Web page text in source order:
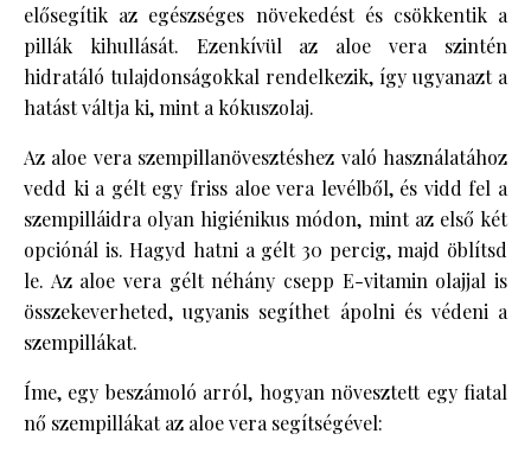
elősegítik az egészséges növekedést és csökkentik a
pillák kihullását. Ezenkívül az aloe vera szintén
hidratáló tulajdonságokkal rendelkezik, így ugyanazt a
hatást váltja ki, mint a kókuszolaj.
Az aloe vera szempillanövesztéshez való használatához
vedd ki a gélt egy friss aloe vera levélből, és vidd fel a
szempilláidra olyan higiénikus módon, mint az első két
opciónál is. Hagyd hatni a gélt 30 percig, majd öblítsd
le. Az aloe vera gélt néhány csepp E-vitamin olajjal is
összekeverheted, ugyanis segíthet ápolni és védeni a
szempillákat.
Íme, egy beszámoló arról, hogyan növesztett egy fiatal
nő szempillákat az aloe vera segítségével: